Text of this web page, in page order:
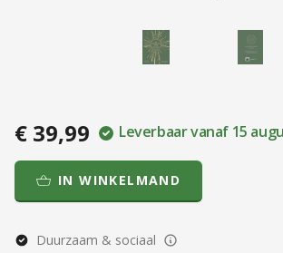
€ 39,99 Leverbaar vanaf 15
IN WINKELMAND
Duurzaam & sociaal